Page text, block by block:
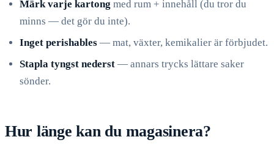
Märk varje kartong med rum + innehåll (du tror du
minns — det gör du inte).
Inget perishables — mat, växter, kemikalier är förbjudet.
Stapla tyngst nederst — annars trycks lättare saker
sönder.
Hur länge kan du magasinera?